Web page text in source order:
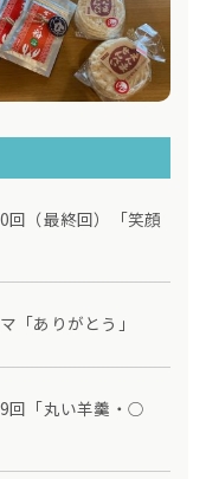
回（最終回）「笑顔
ありがとう」
回「丸い羊羹・○